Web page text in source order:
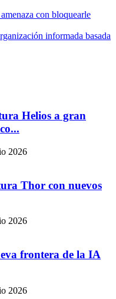
con bloquearle
informada basada
Helios a gran
2026
Thor con nuevos
2026
frontera de la IA
2026